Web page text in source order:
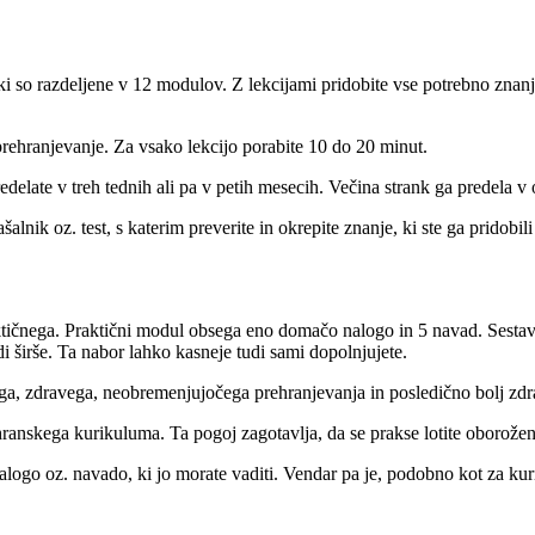
razdeljene v 12 modulov. Z lekcijami pridobite vse potrebno
Za vsako lekcijo porabite 10 do 20 minut.
v treh tednih ali pa v petih mesecih. Večina strank ga predela
oz. test, s katerim preverite in okrepite znanje, ki ste ga
Praktični modul obsega eno domačo nalogo in 5 navad.
Ta nabor lahko kasneje tudi sami dopolnjujete.
zdravega, neobremenjujočega prehranjevanja in posledično bolj
kurikuluma. Ta pogoj zagotavlja, da se prakse lotite
oz. navado, ki jo morate vaditi. Vendar pa je, podobno kot za